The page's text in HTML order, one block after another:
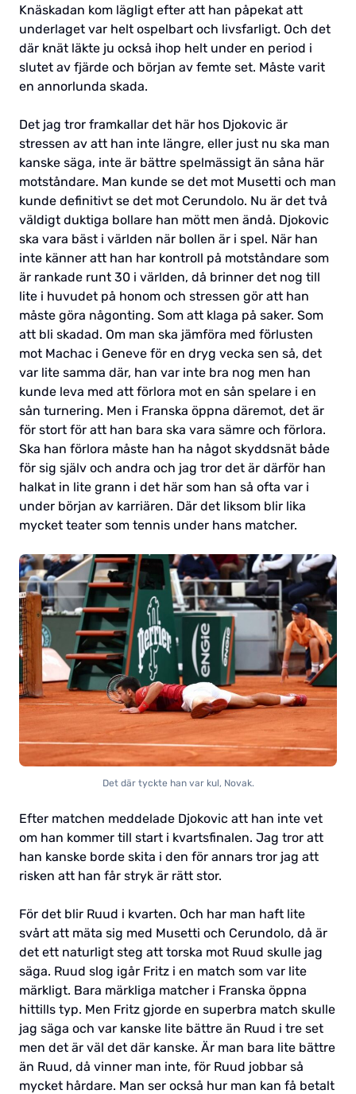
Knäskadan kom lägligt efter att han påpekat att
underlaget var helt ospelbart och livsfarligt. Och det
där knät läkte ju också ihop helt under en period i
slutet av fjärde och början av femte set. Måste varit
en annorlunda skada.
Det jag tror framkallar det här hos Djokovic är
stressen av att han inte längre, eller just nu ska man
kanske säga, inte är bättre spelmässigt än såna här
motståndare. Man kunde se det mot Musetti och man
kunde definitivt se det mot Cerundolo. Nu är det två
väldigt duktiga bollare han mött men ändå. Djokovic
ska vara bäst i världen när bollen är i spel. När han
inte känner att han har kontroll på motståndare som
är rankade runt 30 i världen, då brinner det nog till
lite i huvudet på honom och stressen gör att han
måste göra någonting. Som att klaga på saker. Som
att bli skadad. Om man ska jämföra med förlusten
mot Machac i Geneve för en dryg vecka sen så, det
var lite samma där, han var inte bra nog men han
kunde leva med att förlora mot en sån spelare i en
sån turnering. Men i Franska öppna däremot, det är
för stort för att han bara ska vara sämre och förlora.
Ska han förlora måste han ha något skyddsnät både
för sig själv och andra och jag tror det är därför han
halkat in lite grann i det här som han så ofta var i
under början av karriären. Där det liksom blir lika
mycket teater som tennis under hans matcher.
Det där tyckte han var kul, Novak.
Efter matchen meddelade Djokovic att han inte vet
om han kommer till start i kvartsfinalen. Jag tror att
han kanske borde skita i den för annars tror jag att
risken att han får stryk är rätt stor.
För det blir Ruud i kvarten. Och har man haft lite
svårt att mäta sig med Musetti och Cerundolo, då är
det ett naturligt steg att torska mot Ruud skulle jag
säga. Ruud slog igår Fritz i en match som var lite
märkligt. Bara märkliga matcher i Franska öppna
hittills typ. Men Fritz gjorde en superbra match skulle
jag säga och var kanske lite bättre än Ruud i tre set
men det är väl det där kanske. Är man bara lite bättre
än Ruud, då vinner man inte, för Ruud jobbar så
mycket hårdare. Man ser också hur man kan få betalt